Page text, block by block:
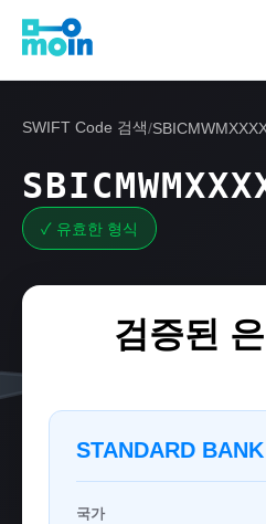
SWIFT Code 검색/
✓ 유효한 형식
검증된
STANDARD
국가